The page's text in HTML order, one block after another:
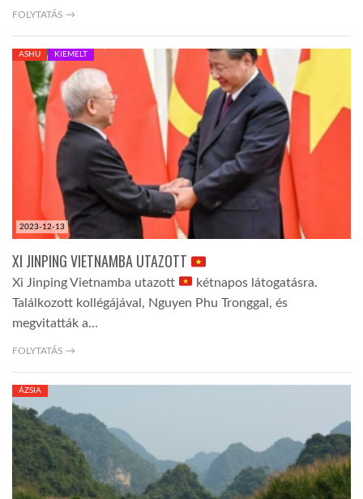
TROPICALMAGAZIN
GLOBOTV
AFRIKA TUDÁSTÁR
LINKTR.EE
GLOBOZSARU
DOBRAVERO.HU
LATIMO.HU
FOLYTATÁS →
2023-12-13
ASHU KIEMELT
XI JINPING VIETNAMBA UTAZOTT
Xi Jinping Vietnamba utazott
kétnapos látogatásra.
Találkozott kollégájával, Nguyen Phu Tronggal, és
megvitatták a…
FOLYTATÁS →
ÁZSIA